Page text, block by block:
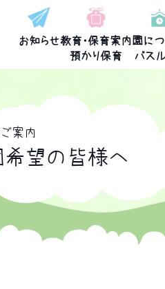
お知らせ教育・保育案内
預かり保育
園に
バス
案内
希望の皆様へ